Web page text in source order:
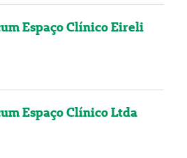
Espaço Clínico Eireli
Espaço Clínico Ltda